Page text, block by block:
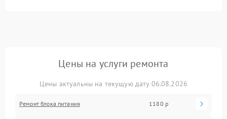
Цены на услуги ремонта
Цены актуальны на текущую дату 06.08.2026
Ремонт блока питания 1180 р